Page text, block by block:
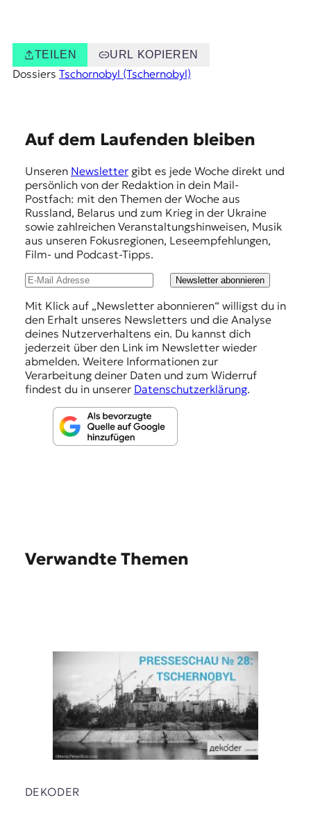
TEILEN URL KOPIEREN
Dossiers Tschornobyl (Tschernobyl)
Auf dem Laufenden bleiben
Unseren Newslettergibt es jede Woche direkt und
persönlich von der Redaktion in dein Mail-
Postfach: mit den Themen der Woche aus
Russland, Belarus und zum Krieg in der Ukraine
sowie zahlreichen Veranstaltungshinweisen, Musik
aus unseren Fokusregionen, Leseempfehlungen,
Film- und Podcast-Tipps.
Newsletter abonnieren
Mit Klick auf „Newsletter abonnieren“ willigst du in
den Erhalt unseres Newsletters und die Analyse
deines Nutzerverhaltens ein. Du kannst dich
jederzeit über den Link im Newsletter wieder
abmelden. Weitere Informationen zur
Verarbeitung deiner Daten und zum Widerruf
findest du in unserer Datenschutzerklärung.
Verwandte Themen
DEKODER